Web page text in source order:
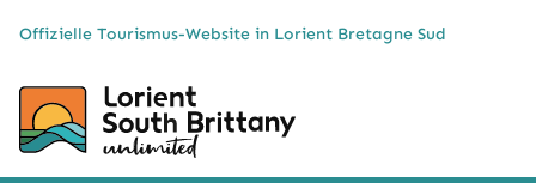
Offizielle Tourismus-Website in Lorient Bretagne Sud